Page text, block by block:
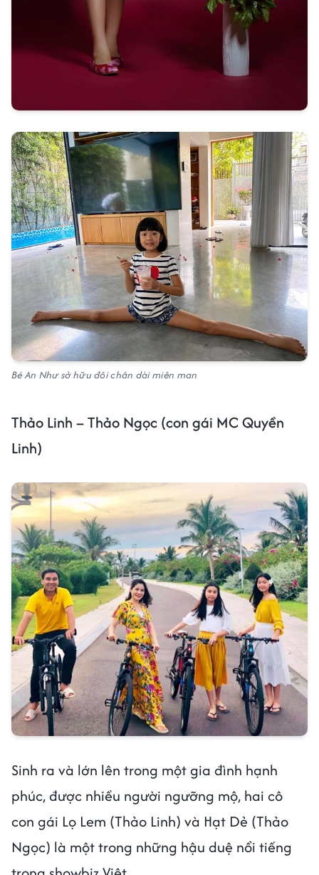
Bé An Như sở hữu đôi chân dài miên man
Thảo Linh – Thảo Ngọc (con gái MC Quyền
Linh)
Sinh ra và lớn lên trong một gia đình hạnh
phúc, được nhiều người ngưỡng mộ, hai cô
con gái Lọ Lem (Thảo Linh) và Hạt Dẻ (Thảo
Ngọc) là một trong những hậu duệ nổi tiếng